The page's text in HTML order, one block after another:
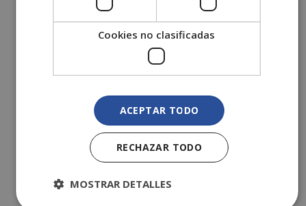
mayo 2021
febrero 2021
diciembre 2020
Cookies no clasificadas
ACEPTAR TODO
RECHAZAR TODO
MOSTRAR DETALLES